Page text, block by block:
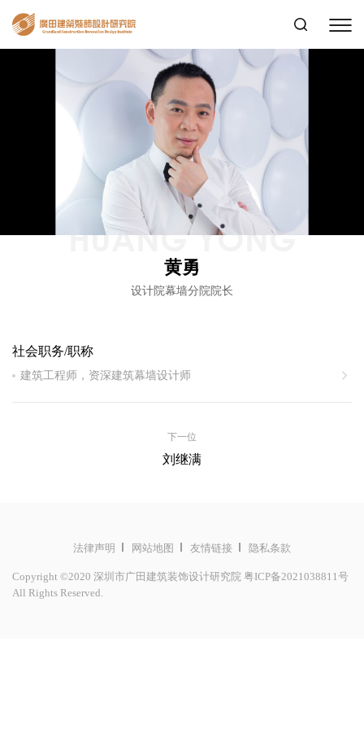
HUANG YONG
黄勇
设计院幕墙分院院长
社会职务/职称
建筑工程师，资深建筑幕墙设计师
下一位
刘继满
法律声明 网站地图 友情链接 隐私条款
Copyright ©2020 深圳市广田建筑装饰设计研究院 粤ICP备2021038811号
All Rights Reserved.